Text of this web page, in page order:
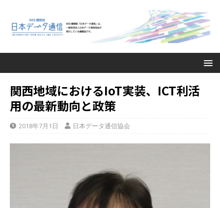
関西地域におけるIoT実装、ICT利活
用の最新動向と政策
2018年7月1日 日本データ通信協会